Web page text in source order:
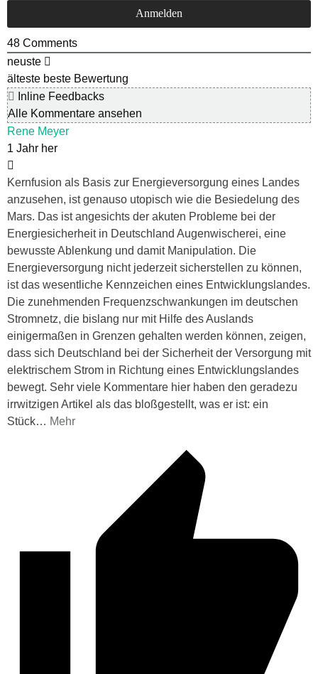
48 Comments
neuste
älteste beste Bewertung
Inline Feedbacks
Alle Kommentare ansehen
Rene Meyer
1 Jahr her
Kernfusion als Basis zur Energieversorgung eines Landes
anzusehen, ist genauso utopisch wie die Besiedelung des
Mars. Das ist angesichts der akuten Probleme bei der
Energiesicherheit in Deutschland Augenwischerei, eine
bewusste Ablenkung und damit Manipulation. Die
Energieversorgung nicht jederzeit sicherstellen zu können,
ist das wesentliche Kennzeichen eines Entwicklungslandes.
Die zunehmenden Frequenzschwankungen im deutschen
Stromnetz, die bislang nur mit Hilfe des Auslands
einigermaßen in Grenzen gehalten werden können, zeigen,
dass sich Deutschland bei der Sicherheit der Versorgung mit
elektrischem Strom in Richtung eines Entwicklungslandes
bewegt. Sehr viele Kommentare hier haben den geradezu
irrwitzigen Artikel als das bloßgestellt, was er ist: ein
Stück… Mehr